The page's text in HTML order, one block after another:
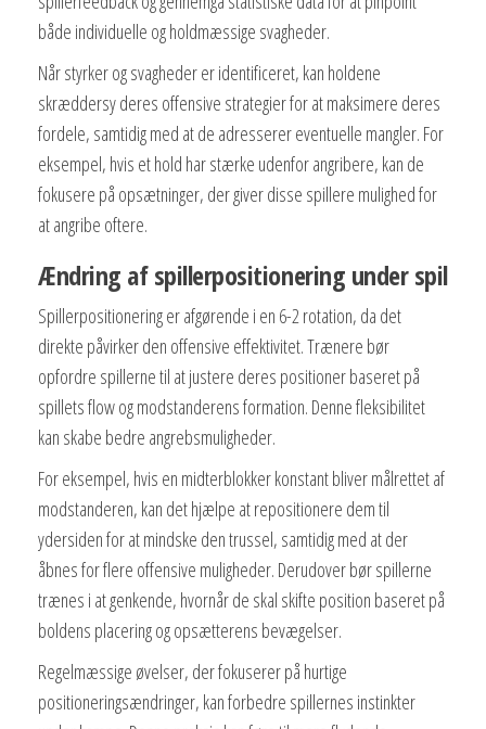
både individuelle og holdmæssige svagheder.
Når styrker og svagheder er identificeret, kan holdene
skræddersy deres offensive strategier for at maksimere deres
fordele, samtidig med at de adresserer eventuelle mangler. For
eksempel, hvis et hold har stærke udenfor angribere, kan de
fokusere på opsætninger, der giver disse spillere mulighed for
at angribe oftere.
Ændring af spillerpositionering under spil
Spillerpositionering er afgørende i en 6-2 rotation, da det
direkte påvirker den offensive effektivitet. Trænere bør
opfordre spillerne til at justere deres positioner baseret på
spillets flow og modstanderens formation. Denne fleksibilitet
kan skabe bedre angrebsmuligheder.
For eksempel, hvis en midterblokker konstant bliver målrettet af
modstanderen, kan det hjælpe at repositionere dem til
ydersiden for at mindske den trussel, samtidig med at der
åbnes for flere offensive muligheder. Derudover bør spillerne
trænes i at genkende, hvornår de skal skifte position baseret på
boldens placering og opsætterens bevægelser.
Regelmæssige øvelser, der fokuserer på hurtige
positioneringsændringer, kan forbedre spillernes instinkter